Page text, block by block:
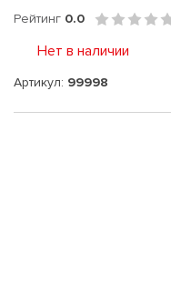
Рейтинг 0.0
Нет в наличии
Артикул: 99998